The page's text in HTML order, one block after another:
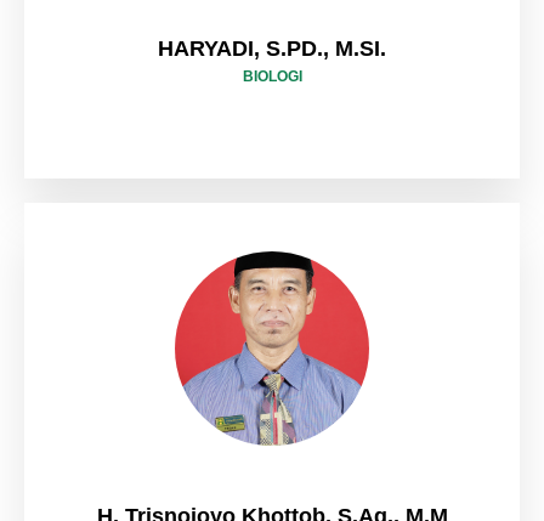
HARYADI, S.PD., M.SI.
BIOLOGI
H. Trisnojoyo Khottob, S.Ag., M.M